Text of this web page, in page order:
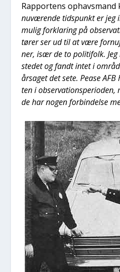
Rap­por­tens ophavs­mand
nuvæ­ren­de tids­punkt er jeg
mulig for­kla­ring på
tø­rer ser ud til at være
ner, især de to poli­ti­folk.
ste­det og fandt intet i
år­sa­get det sete. Pea­se
ten i obser­va­tions­pe­ri­o­den,
de har nogen for­bin­del­se